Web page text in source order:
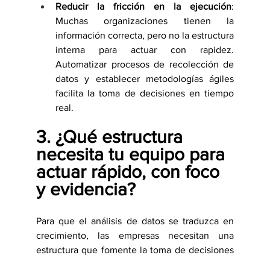
Reducir la fricción en la ejecución:
Muchas organizaciones tienen la
información correcta, pero no la estructura
interna para actuar con rapidez.
Automatizar procesos de recolección de
datos y establecer metodologías ágiles
facilita la toma de decisiones en tiempo
real.
3. ¿Qué estructura
necesita tu equipo para
actuar rápido, con foco
y evidencia?
Para que el análisis de datos se traduzca en
crecimiento, las empresas necesitan una
estructura que fomente la toma de decisiones